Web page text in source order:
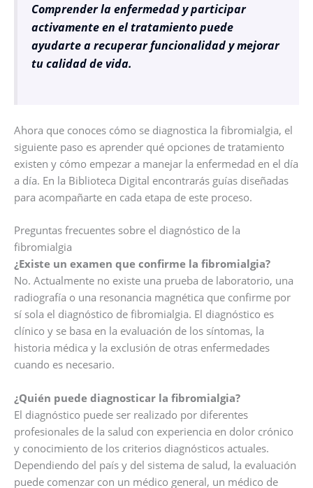
Comprender la enfermedad y participar
activamente en el tratamiento puede
ayudarte a recuperar funcionalidad y mejorar
tu calidad de vida.
Ahora que conoces cómo se diagnostica la fibromialgia, el
siguiente paso es aprender qué opciones de tratamiento
existen y cómo empezar a manejar la enfermedad en el día
a día. En la Biblioteca Digital encontrarás guías diseñadas
para acompañarte en cada etapa de este proceso.
Preguntas frecuentes sobre el diagnóstico de la
fibromialgia
¿Existe un examen que confirme la fibromialgia?
No. Actualmente no existe una prueba de laboratorio, una
radiografía o una resonancia magnética que confirme por
sí sola el diagnóstico de fibromialgia. El diagnóstico es
clínico y se basa en la evaluación de los síntomas, la
historia médica y la exclusión de otras enfermedades
cuando es necesario.
¿Quién puede diagnosticar la fibromialgia?
El diagnóstico puede ser realizado por diferentes
profesionales de la salud con experiencia en dolor crónico
y conocimiento de los criterios diagnósticos actuales.
Dependiendo del país y del sistema de salud, la evaluación
puede comenzar con un médico general, un médico de